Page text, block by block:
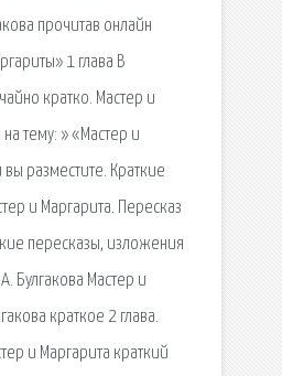
прочитав онлайн
1 глава В
кратко. Мастер и
тему: » «Мастер и
разместите. Краткие
и Маргарита. Пересказ
пересказы, изложения
Булгакова Мастер и
краткое 2 глава.
и Маргарита краткий